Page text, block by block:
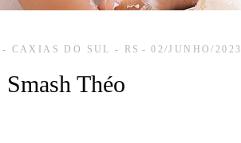
CAXIAS DO SUL - RS 02/JUNHO/2023
Smash Théo